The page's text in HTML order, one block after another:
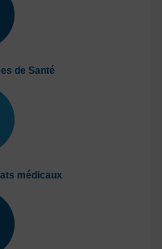
de Santé
médicaux